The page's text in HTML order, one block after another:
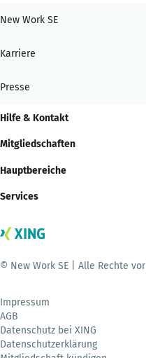
New Work SE
Karriere
Presse
Hilfe & Kontakt
Mitgliedschaften
Hauptbereiche
Services
© New Work SE | Alle Rechte
Impressum
AGB
Datenschutz bei XING
Datenschutzerklärung